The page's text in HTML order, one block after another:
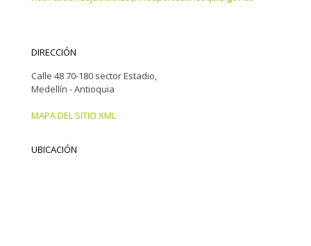
DIRECCIÓN
Calle 48 70-180 sector Estadio,
Medellín - Antioquia
MAPA DEL SITIO XML
UBICACIÓN